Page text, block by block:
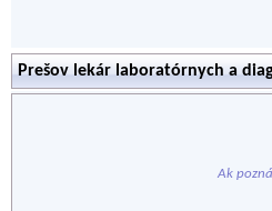
Prešov lekár laboratórnych a
Ak